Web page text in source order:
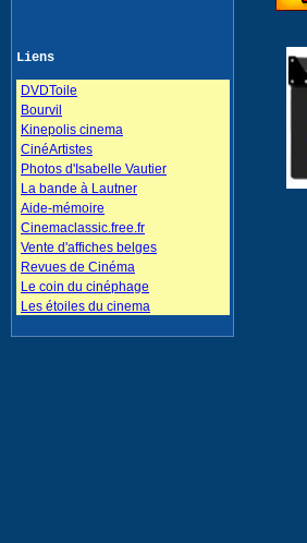
Liens
DVDToile
Bourvil
Kinepolis cinema
CinéArtistes
Photos d'Isabelle Vautier
La bande à Lautner
Aide-mémoire
Cinemaclassic.free.fr
Vente d'affiches belges
Revues de Cinéma
Le coin du cinéphage
Les étoiles du cinema